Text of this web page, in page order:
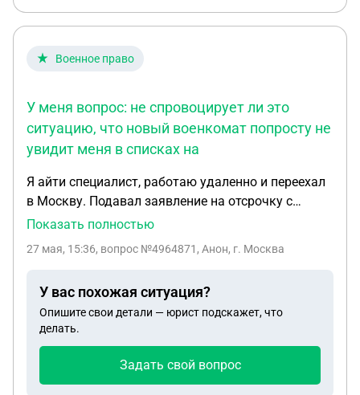
Военное право
У меня вопрос: не спровоцирует ли это
ситуацию, что новый военкомат попросту не
увидит меня в списках на
Я айти специалист, работаю удаленно и переехал
в Москву. Подавал заявление на отсрочку с
указанием местного военкомата. Я состою в
Планирую закрепляться за новым, московским
это ситуацию, что новый военкомат попросту не
увидит меня в списках на отсрочку по причине
того, что в своем заявлении на отсрочку был
Показать полностью
27 мая, 15:36, вопрос №4964871, Анон, г. Москва
У вас похожая ситуация?
Опишите свои детали — юрист подскажет, что
делать.
Задать свой вопрос